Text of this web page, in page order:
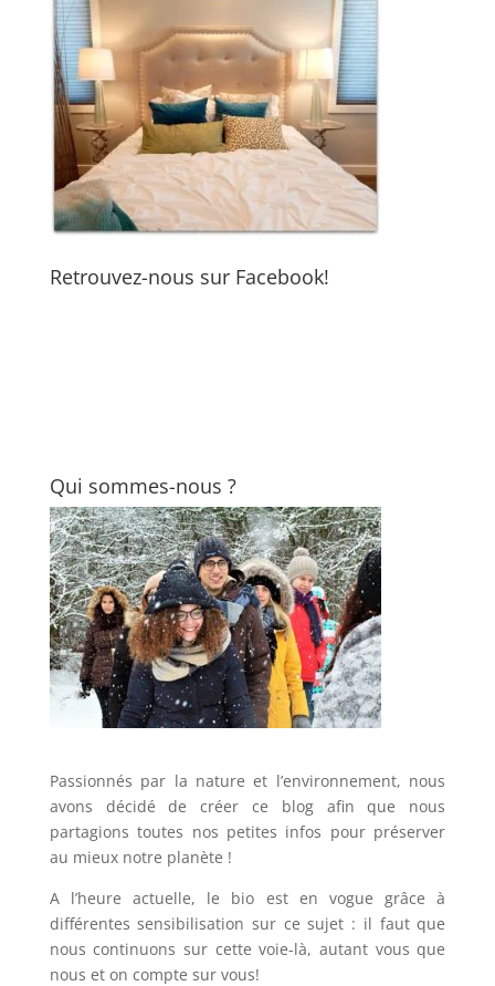
Retrouvez-nous sur Facebook!
Qui sommes-nous ?
Passionnés par la nature et l’environnement, nous
avons décidé de créer ce blog afin que nous
partagions toutes nos petites infos pour préserver
au mieux notre planète !
A l’heure actuelle, le bio est en vogue grâce à
différentes sensibilisation sur ce sujet : il faut que
nous continuons sur cette voie-là, autant vous que
nous et on compte sur vous!